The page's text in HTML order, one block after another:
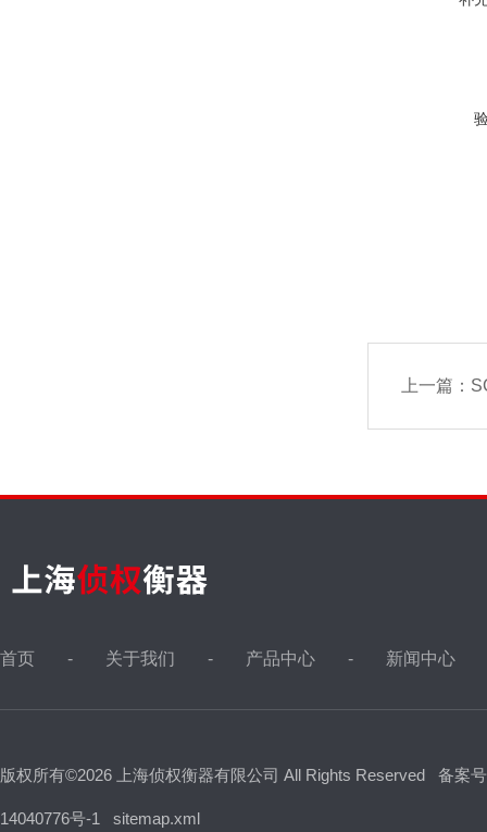
上一篇：
首页 关于我们 产品中心 新闻中心
版权所有©2026 上海侦权衡器有限公司 All Rights Reserved 备案
14040776号-1 sitemap.xml